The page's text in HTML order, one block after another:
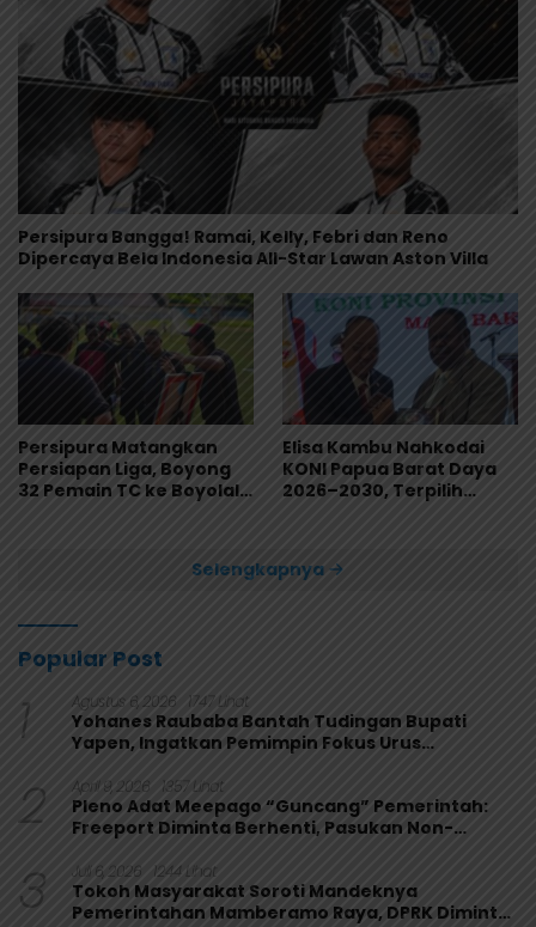
Persipura Bangga! Ramai, Kelly, Febri dan Reno
Dipercaya Bela Indonesia All-Star Lawan Aston Villa
Persipura Matangkan
Persiapan Liga, Boyong
32 Pemain TC ke Boyolali
Elisa Kambu Nahkodai
KONI Papua Barat Daya
2026–2030, Terpilih
Selengkapnya
Popular Post
1 Agustus 6, 2026 1747 Lihat
Yohanes Raubaba Bantah Tudingan Bupati
Yapen, Ingatkan Pemimpin Fokus Urus
2 April 9, 2026 1357 Lihat
Pleno Adat Meepago “Guncang” Pemerintah:
Freeport Diminta Berhenti, Pasukan Non-
3 Juli 6, 2026 1244 Lihat
Tokoh Masyarakat Soroti Mandeknya
Pemerintahan Mamberamo Raya, DPRK Diminta